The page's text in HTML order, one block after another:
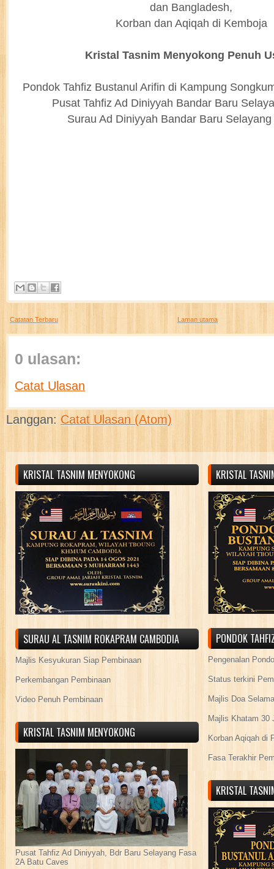
dan Bangladesh,
Korban dan Aqiqah di Kemboja
Kristal Tasnim Menyokong Penuh
Pondok Tahfiz Bustanul Arifin di Kampung
Pusat Tahfiz Ad Diniyyah Bandar Baru
Surau Ad Diniyyah Bandar Baru
Catatan Terbaru Laman utama
0 ulasan:
Catat Ulasan
Langgan: Catat Ulasan (Atom)
KRISTAL TASNIM MENYOKONG
SURAU AL TASNIM ROKAPRAM CAMBODIA
Majlis Kesyukuran Siap Pembinaan
Perkembangan Pembinaan
Video Penuh Pembinaan
KRISTAL TASNIM MENYOKONG
Pusat Tahfiz Ad Diniyyah, Bdr Baru Selayang Fasa
2A Batu Caves
KRISTAL
PONDOK
Pengenalan
Status terkini
Majlis Doa
Majlis Khatam 30
Korban Aqiqah di
Fasa Terakhir
KRISTAL